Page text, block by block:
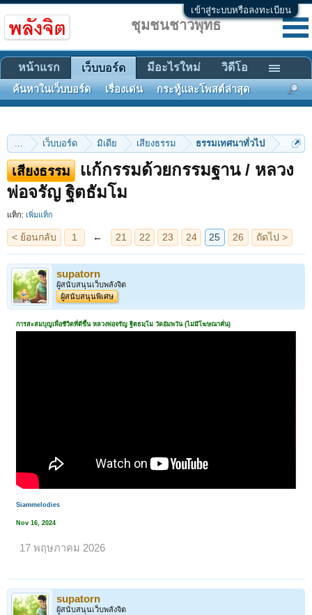
เข้าสู่ระบบหรือลงทะเบียน
... เว็บบอร์ด มิเดีย เสียงธรรม ธรรมเทศนาทั่วไป
เสียงธรรม
เเก้กรรมด้วยกรรมฐาน / หลวง
พ่อจรัญ ฐิตธัมโม
แท็ก: เพิ่มแท็ก
< ย้อนกลับ 1 ← 21 22 23 24 25 26 ถัดไป >
supatorn
ผู้สนับสนุนเว็บพลังจิต
ผู้สนับสนุนพิเศษ
การสะสมบุญเพื่อชีวิตที่ดีขึ้น หลวงพ่อจรัญ ฐิตธมฺโม วัดอัมพวัน (ไม่มีโฆษณาคั่น)
Siammelodies
Nov 16, 2024
17 พฤษภาคม 2026
supatorn
ผู้สนับสนุนเว็บพลังจิต
ชุมชนชาวพุทธ
หน้าแรก เว็บบอร์ด
ค้นหาในเว็บบอร์ด เรื่องเด่น กระทู้และโพสต์ล่าสุด
มีอะไรใหม่ วิดีโอ